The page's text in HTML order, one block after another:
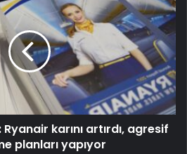
karını artırdı, agresif
planları yapıyor